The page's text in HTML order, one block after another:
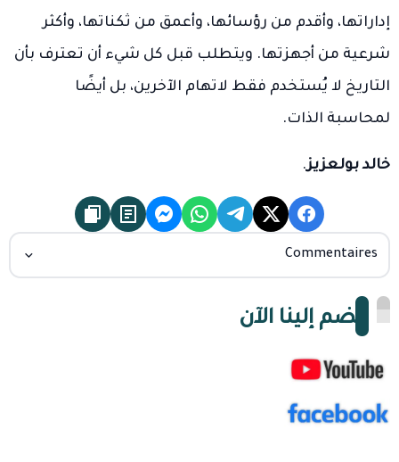
إداراتها، وأقدم من رؤسائها، وأعمق من ثكناتها، وأكثر
شرعية من أجهزتها. ويتطلب قبل كل شيء أن تعترف بأن
التاريخ لا يُستخدم فقط لاتهام الآخرين، بل أيضًا
لمحاسبة الذات.
خالد بولعزيز.
Commentaires
انضم إلينا الآن